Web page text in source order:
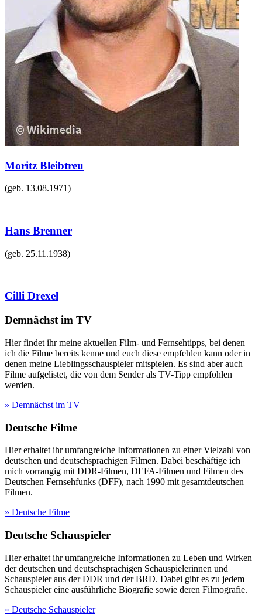
Moritz Bleibtreu
(geb. 13.08.1971)
Hans Brenner
(geb. 25.11.1938)
Cilli Drexel
Demnächst im TV
Hier findet ihr meine aktuellen Film- und Fernsehtipps, bei denen
ich die Filme bereits kenne und euch diese empfehlen kann oder in
denen meine Lieblingsschauspieler mitspielen. Es sind aber auch
Filme aufgelistet, die von dem Sender als TV-Tipp empfohlen
werden.
» Demnächst im TV
Deutsche Filme
Hier erhaltet ihr umfangreiche Informationen zu einer Vielzahl von
deutschen und deutschsprachigen Filmen. Dabei beschäftige ich
mich vorrangig mit DDR-Filmen, DEFA-Filmen und Filmen des
Deutschen Fernsehfunks (DFF), nach 1990 mit gesamtdeutschen
Filmen.
» Deutsche Filme
Deutsche Schauspieler
Hier erhaltet ihr umfangreiche Informationen zu Leben und Wirken
der deutschen und deutschsprachigen Schauspielerinnen und
Schauspieler aus der DDR und der BRD. Dabei gibt es zu jedem
Schauspieler eine ausführliche Biografie sowie deren Filmografie.
» Deutsche Schauspieler